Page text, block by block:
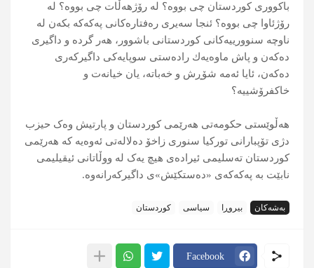
باكووری كوردستان چی بووە؟ لە رۆژهەڵات چی بووە؟ لە
رۆژئاوا چی بووە؟ ئنجا سەیری رەفتارەكانی پەكەكە بكەن لە
ناوچە سنوورییەكانی كوردستانی باشوور، هەر گردە و داگیری
دەكەن و پاش ماوەیەك رادەستی سوپایەكی داگیركەری
دەكەن، ئایا ئەمە شۆڕش و خەباتە، یان خیانەت و
خاکفرۆشییە؟
ھەڵوێستی حکومەتی ھەرێمی کوردستان و پارتیش وەک حیزب
دژی تۆپبارانی تورکیا سنوری زاخۆ دەلالەتی ئەوەیە کە ھەرێمی
کوردستان تەسلیمی ئیرادەی ھیچ یەک لە ووڵاتانی ئیقیلیمی
نابێت بە پەکەکەی «دەستکێش»ی داگیرکەرانەوە.
بەشەکان بیروڕا سیاسی کوردستان
Facebook